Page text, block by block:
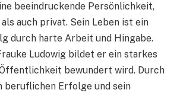
beeindruckende Persönlichkeit,
auch privat. Sein Leben ist ein
durch harte Arbeit und Hingabe.
Ludowig bildet er ein starkes
Öffentlichkeit bewundert wird. Durch
beruflichen Erfolge und sein